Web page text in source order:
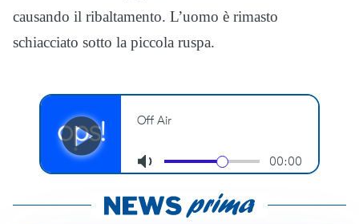
causando il ribaltamento. L’uomo è rimasto
schiacciato sotto la piccola ruspa.